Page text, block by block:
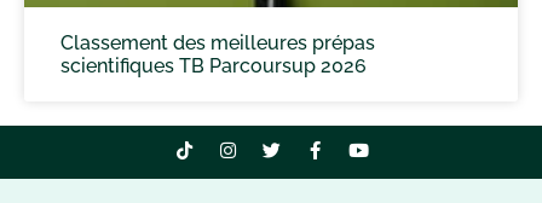
Classement des meilleures prépas
scientifiques TB Parcoursup 2026